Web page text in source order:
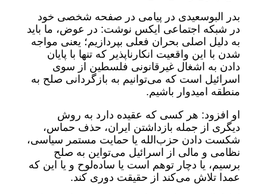
بدر البوسعیدی در پیامی در صفحه شخصی خود
در شبکه اجتماعی ایکس نوشت: در عوض، ما باید
به دلیل اصلی بحران فعلی بپردازیم؛ یعنی مواجه
شدن با این واقعیت انکارناپذیر که تنها با پایان
دادن به اشغال غیرقانونی فلسطین از سوی
اسرائیل است که می‌توانیم به بازگردانی صلح به
منطقه امیدوار باشیم.
او افزود: هر کسی که عقیده دارد به روش
دیگری از جمله بازداشتن ایران، حذف حماس،
شکست دادن حزب‌الله یا حمایت مستمر سیاسی،
نظامی و مالی از اسرائیل می‌تواین به صلح
برسیم، یا دچار توهم است یا ساده‌لوح و یا این که
عمدا تلاش می‌کند از حقیقت دوری کند.